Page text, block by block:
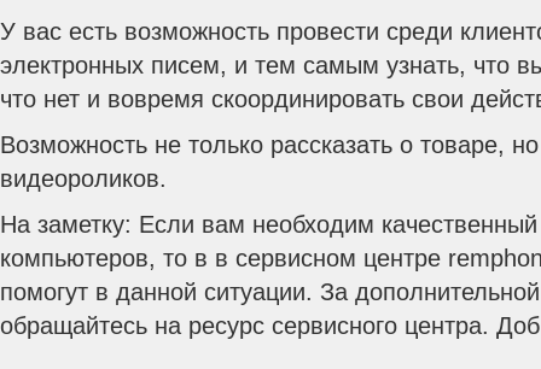
У вас есть возможность провести среди
электронных писем, и тем самым узнать, что
что нет и вовремя скоординировать свои
Возможность не только рассказать о товаре,
видеороликов.
На заметку: Если вам необходим
компьютеров, то в в сервисном центре
помогут в данной ситуации. За
обращайтесь на ресурс сервисного центра.